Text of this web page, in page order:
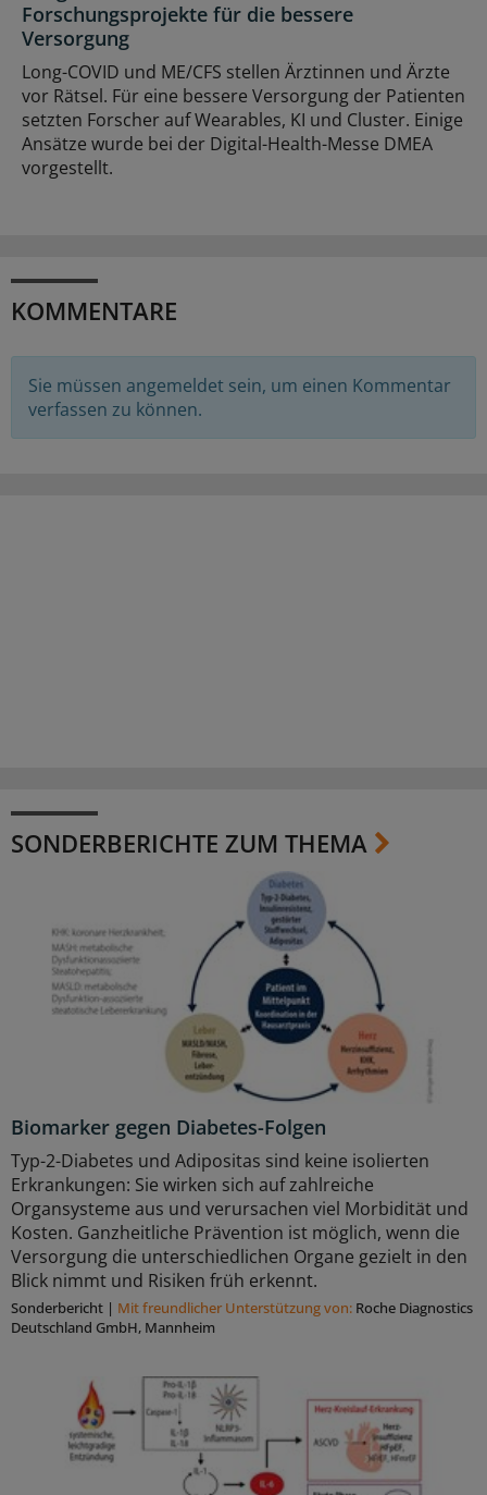
Forschungsprojekte für die bessere
Versorgung
Long-COVID und ME/CFS stellen Ärztinnen und Ärzte
vor Rätsel. Für eine bessere Versorgung der Patienten
setzten Forscher auf Wearables, KI und Cluster. Einige
Ansätze wurde bei der Digital-Health-Messe DMEA
vorgestellt.
KOMMENTARE
Sie müssen angemeldet sein, um einen Kommentar
verfassen zu können.
SONDERBERICHTE ZUM THEMA
Biomarker gegen Diabetes-Folgen
Typ-2-Diabetes und Adipositas sind keine isolierten
Erkrankungen: Sie wirken sich auf zahlreiche
Organsysteme aus und verursachen viel Morbidität und
Kosten. Ganzheitliche Prävention ist möglich, wenn die
Versorgung die unterschiedlichen Organe gezielt in den
Blick nimmt und Risiken früh erkennt.
Sonderbericht | Mit freundlicher Unterstützung von: Roche Diagnostics
Deutschland GmbH, Mannheim